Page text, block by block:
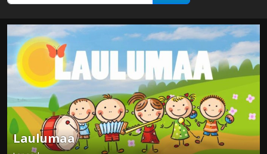
Laulumaa